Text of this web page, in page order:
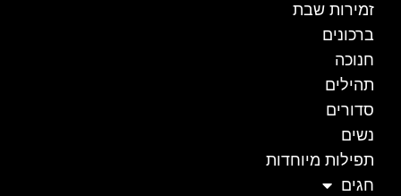
זמירות שבת
ברכונים
חנוכה
תהילים
סדורים
נשים
תפילות מיוחדות
חגים